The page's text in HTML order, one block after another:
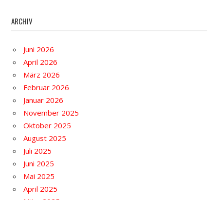
ARCHIV
Juni 2026
April 2026
März 2026
Februar 2026
Januar 2026
November 2025
Oktober 2025
August 2025
Juli 2025
Juni 2025
Mai 2025
April 2025